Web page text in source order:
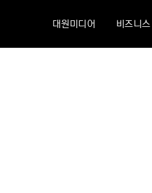
대원미디어 비즈니스